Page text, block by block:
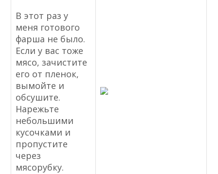
В этот раз у
меня готового
фарша не было.
Если у вас тоже
мясо, зачистите
его от пленок,
вымойте и
обсушите.
Нарежьте
небольшими
кусочками и
пропустите
через
мясорубку.